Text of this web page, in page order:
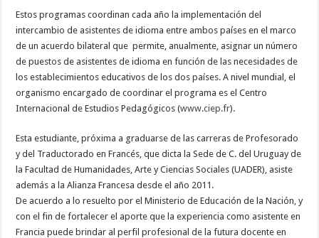
Estos programas coordinan cada año la implementación del
intercambio de asistentes de idioma entre ambos países en el marco
de un acuerdo bilateral que permite, anualmente, asignar un número
de puestos de asistentes de idioma en función de las necesidades de
los establecimientos educativos de los dos países. A nivel mundial, el
organismo encargado de coordinar el programa es el Centro
Internacional de Estudios Pedagógicos (www.ciep.fr).
Esta estudiante, próxima a graduarse de las carreras de Profesorado
y del Traductorado en Francés, que dicta la Sede de C. del Uruguay de
la Facultad de Humanidades, Arte y Ciencias Sociales (UADER), asiste
además a la Alianza Francesa desde el año 2011.
De acuerdo a lo resuelto por el Ministerio de Educación de la Nación, y
con el fin de fortalecer el aporte que la experiencia como asistente en
Francia puede brindar al perfil profesional de la futura docente en